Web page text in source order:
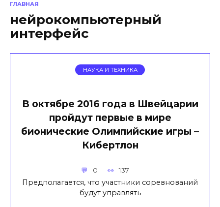
ГЛАВНАЯ
нейрокомпьютерный
интерфейс
НАУКА И ТЕХНИКА
В октябре 2016 года в Швейцарии
пройдут первые в мире
бионические Олимпийские игры –
Кибертлон
0 137
Предполагается, что участники соревнований
будут управлять